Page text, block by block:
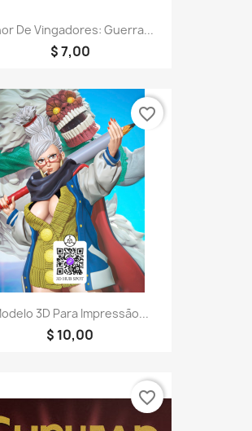
De Vingadores: Guerra...
$ 7,00
3D Para Impressão...
$ 10,00
favorite_border
favorite_border